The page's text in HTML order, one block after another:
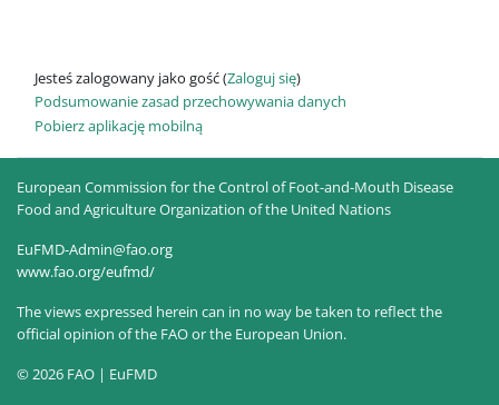
Jesteś zalogowany jako gość (Zaloguj się)
Podsumowanie zasad przechowywania danych
Pobierz aplikację mobilną
European Commission for the Control of Foot-and-Mouth Disease
Food and Agriculture Organization of the United Nations
EuFMD-Admin@fao.org
www.fao.org/eufmd/
The views expressed herein can in no way be taken to reflect the
official opinion of the FAO or the European Union.
© 2026 FAO | EuFMD